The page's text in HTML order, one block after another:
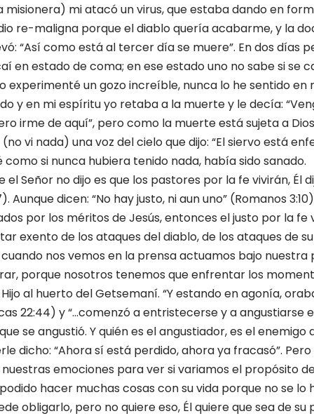
misionera) mi atacó un virus, que estaba dando en
re-maligna porque el diablo quería acabarme, y la
“Así como está al tercer día se muere”. En dos días
en estado de coma; en ese estado uno no sabe si se
experimenté un gozo increíble, nunca lo he sentido en
y en mi espíritu yo retaba a la muerte y le decía:
irme de aquí”, pero como la muerte está sujeta a
vi nada) una voz del cielo que dijo: “El siervo está
como si nunca hubiera tenido nada, había sido sanado.
el Señor no dijo es que los pastores por la fe vivirán, Él
Aunque dicen: “No hay justo, ni aun uno” (Romanos
por los méritos de Jesús, entonces el justo por la fe
exento de los ataques del diablo, de los ataques de
nos vemos en la prensa actuamos bajo nuestra
porque nosotros tenemos que enfrentar los
al huerto del Getsemaní. “Y estando en agonía,
22:44) y “…comenzó a entristecerse y a angustiarse
se angustió. Y quién es el angustiador, es el enemigo
dicho: “Ahora sí está perdido, ahora ya fracasó”.
emociones para ver si variamos el propósito
hacer muchas cosas con su vida porque no se lo
obligarlo, pero no quiere eso, Él quiere que sea de su